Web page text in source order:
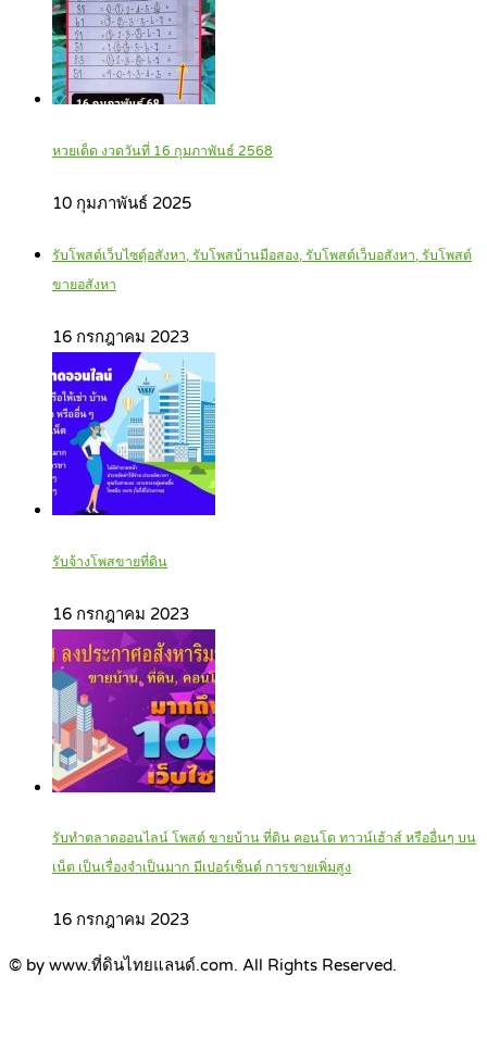
หวยเด็ด งวดวันที่ 16 กุมภาพันธ์ 2568
10 กุมภาพันธ์ 2025
รับโพสต์เว็บไซตฺ์อสังหา, รับโพสบ้านมือสอง, รับโพสต์เว็บอสังหา, รับโพสต์
ขายอสังหา
16 กรกฎาคม 2023
รับจ้างโพสขายที่ดิน
16 กรกฎาคม 2023
รับทำตลาดออนไลน์ โพสต์ ขายบ้าน ที่ดิน คอนโด ทาวน์เฮ้าส์ หรืออื่นๆ บน
เน็ต เป็นเรื่องจำเป็นมาก มีเปอร์เซ็นต์ การขายเพิ่มสูง
16 กรกฎาคม 2023
© by www.ที่ดินไทยแลนด์.com. All Rights Reserved.